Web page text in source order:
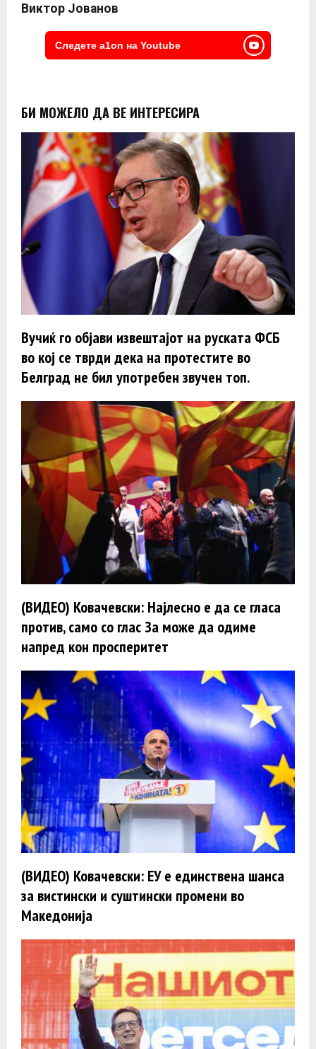
Виктор Јованов
Следете a1on на Youtube
БИ МОЖЕЛО ДА ВЕ ИНТЕРЕСИРА
Вучиќ го објави извештајот на руската ФСБ
во кој се тврди дека на протестите во
Белград не бил употребен звучен топ.
(ВИДЕО) Ковачевски: Најлесно е да се гласа
против, само со глас За може да одиме
напред кон просперитет
(ВИДЕО) Ковачевски: ЕУ е единствена шанса
за вистински и суштински промени во
Македонија